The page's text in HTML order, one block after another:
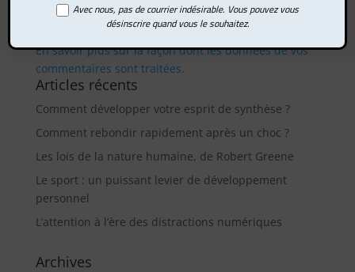
Ce site utilise Akismet pour réduire les indésirables.
En savoir plus sur la façon dont les données de vos
commentaires sont traitées.
Articles récents
Comment développer votre esprit de synthèse ?
Comment rebondir rapidement après un choc ?
Les lois de la nature humaine, de Robert Greene
Le sport : un puissant levier de développement
personnel
L’attention à l’ère des distractions numériques
Archives
Avec nous, pas de courrier indésirable. Vous pouvez vous
désinscrire quand vous le souhaitez.